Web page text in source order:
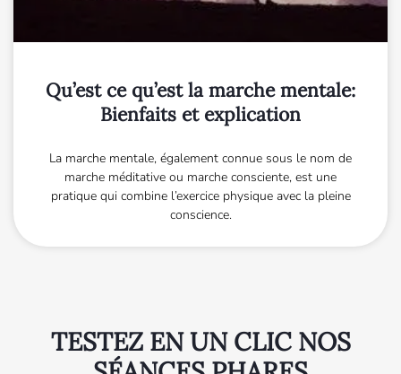
Qu’est ce qu’est la marche mentale:
Bienfaits et explication
La marche mentale, également connue sous le nom de
marche méditative ou marche consciente, est une
pratique qui combine l’exercice physique avec la pleine
conscience.
TESTEZ EN UN CLIC NOS